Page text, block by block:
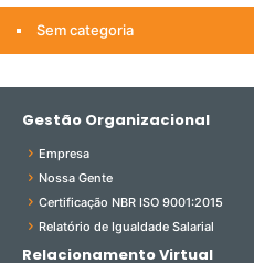
Sem categoria
Gestão Organizacional
Empresa
Nossa Gente
Certificação NBR ISO 9001:2015
Relatório de Igualdade Salarial
Relacionamento Virtual